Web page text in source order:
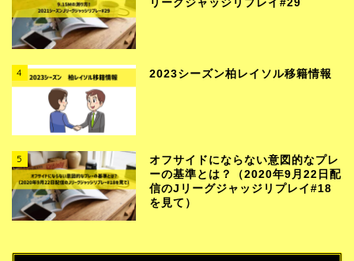
リーグジャッジリプレイ#29
4 2023シーズン柏レイソル移籍情報
5
オフサイドにならない意図的なプレ
ーの基準とは？（2020年9月22日配
信のJリーグジャッジリプレイ#18
を見て）